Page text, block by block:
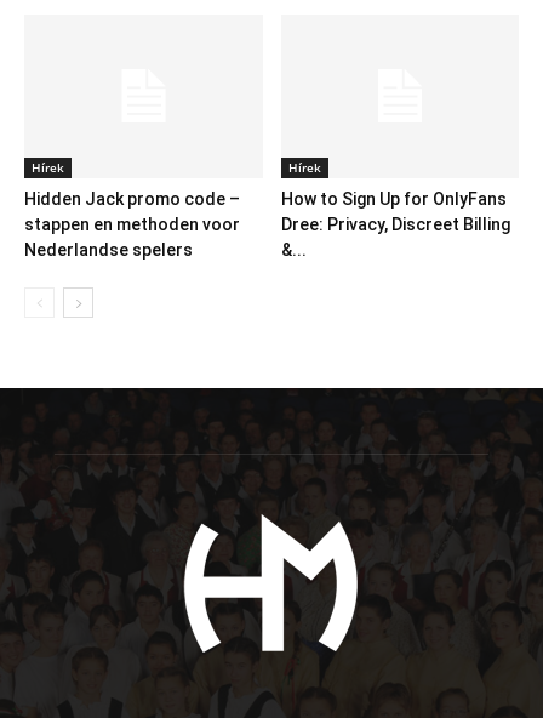
Hírek
Hidden Jack promo code –
stappen en methoden voor
Nederlandse spelers
Hírek
How to Sign Up for OnlyFans
Dree: Privacy, Discreet Billing
&...